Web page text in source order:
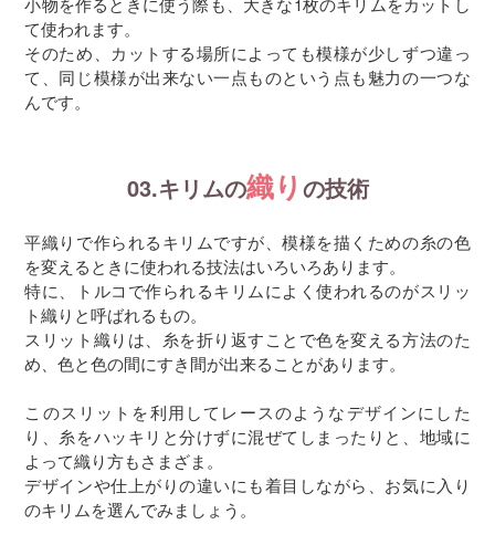
て使われます。
そのため、カットする場所によっても模様が少しずつ違っ
て、同じ模様が出来ない一点ものという点も魅力の一つな
んです。
03.キリムの織り の技術
平織りで作られるキリムですが、模様を描くための糸の色
を変えるときに使われる技法はいろいろあります。
特に、トルコで作られるキリムによく使われるのがスリッ
ト織りと呼ばれるもの。
スリット織りは、糸を折り返すことで色を変える方法のた
め、色と色の間にすき間が出来ることがあります。
このスリットを利用してレースのようなデザインにした
り、糸をハッキリと分けずに混ぜてしまったりと、地域に
よって織り方もさまざま。
デザインや仕上がりの違いにも着目しながら、お気に入り
のキリムを選んでみましょう。